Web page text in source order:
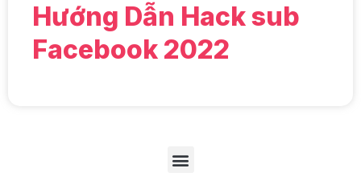
Hướng Dẫn Hack sub
Facebook 2022